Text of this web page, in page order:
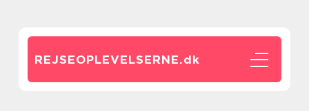
REJSEOPLEVELSERNE.dk